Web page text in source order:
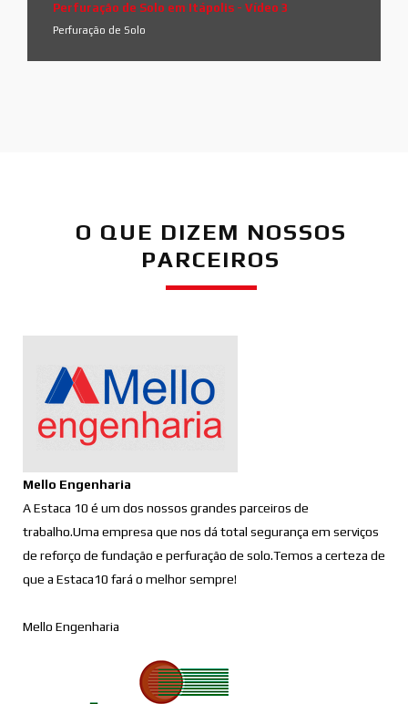
Perfuração de Solo em Itápolis - Vídeo 3
Perfuração de Solo
O QUE DIZEM NOSSOS
PARCEIROS
Mello Engenharia
A Estaca 10 é um dos nossos grandes parceiros de
trabalho.Uma empresa que nos dá total segurança em serviços
de reforço de fundação e perfuração de solo.Temos a certeza de
que a Estaca10 fará o melhor sempre!
Mello Engenharia